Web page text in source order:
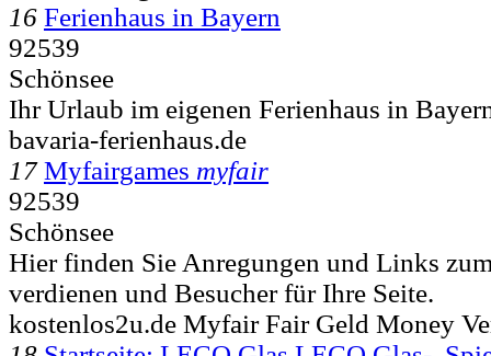
16 Ferienhaus in Bayern
92539
Schönsee
Ihr Urlaub im eigenen Ferienhaus in
bavaria-ferienhaus.de
17 Myfairgames myfair
92539
Schönsee
Hier finden Sie Anregungen und Links
verdienen und Besucher für Ihre Seite.
kostenlos2u.de Myfair Fair Geld Money